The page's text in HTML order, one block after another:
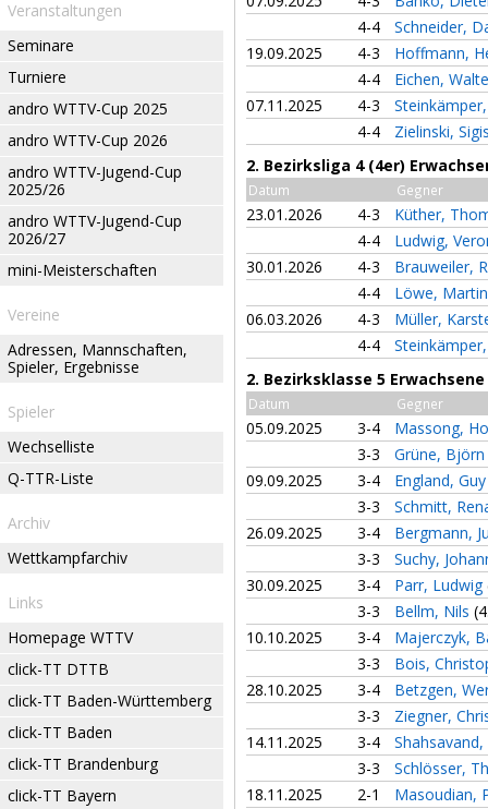
Veranstaltungen
Seminare
Turniere
andro WTTV-Cup 2025
andro WTTV-Cup 2026
andro WTTV-Jugend-Cup
2025/26
andro WTTV-Jugend-Cup
2026/27
mini-Meisterschaften
Vereine
Adressen, Mannschaften,
Spieler, Ergebnisse
Spieler
Wechselliste
Q-TTR-Liste
Archiv
Wettkampfarchiv
Links
Homepage WTTV
click-TT DTTB
click-TT Baden-Württemberg
click-TT Baden
click-TT Brandenburg
click-TT Bayern
4-4
Schneider,
19.09.2025
4-3
Hoffmann,
4-4
Eichen,
07.11.2025
4-3
4-4
Zielinski,
2. Bezirksliga 4 (4er)
Datum Gegner
23.01.2026 4-3
Küther,
4-4
Ludwig,
30.01.2026
4-3
Brauweiler,
4-4
Löwe,
06.03.2026
4-3
Müller,
4-4
2. Bezirksklasse 5
Datum Gegner
05.09.2025 3-4
Massong,
3-3
Grüne, Björn
09.09.2025
3-4
England,
3-3
Schmitt,
26.09.2025
3-4
Bergmann,
3-3
Suchy,
30.09.2025
3-4 Parr, Ludwig
3-3
Bellm, Nils
10.10.2025
3-4
Majerczyk,
3-3
Bois,
28.10.2025
3-4
Betzgen,
3-3
Ziegner,
14.11.2025
3-4
3-3
Schlösser,
18.11.2025
2-1
Masoudian,